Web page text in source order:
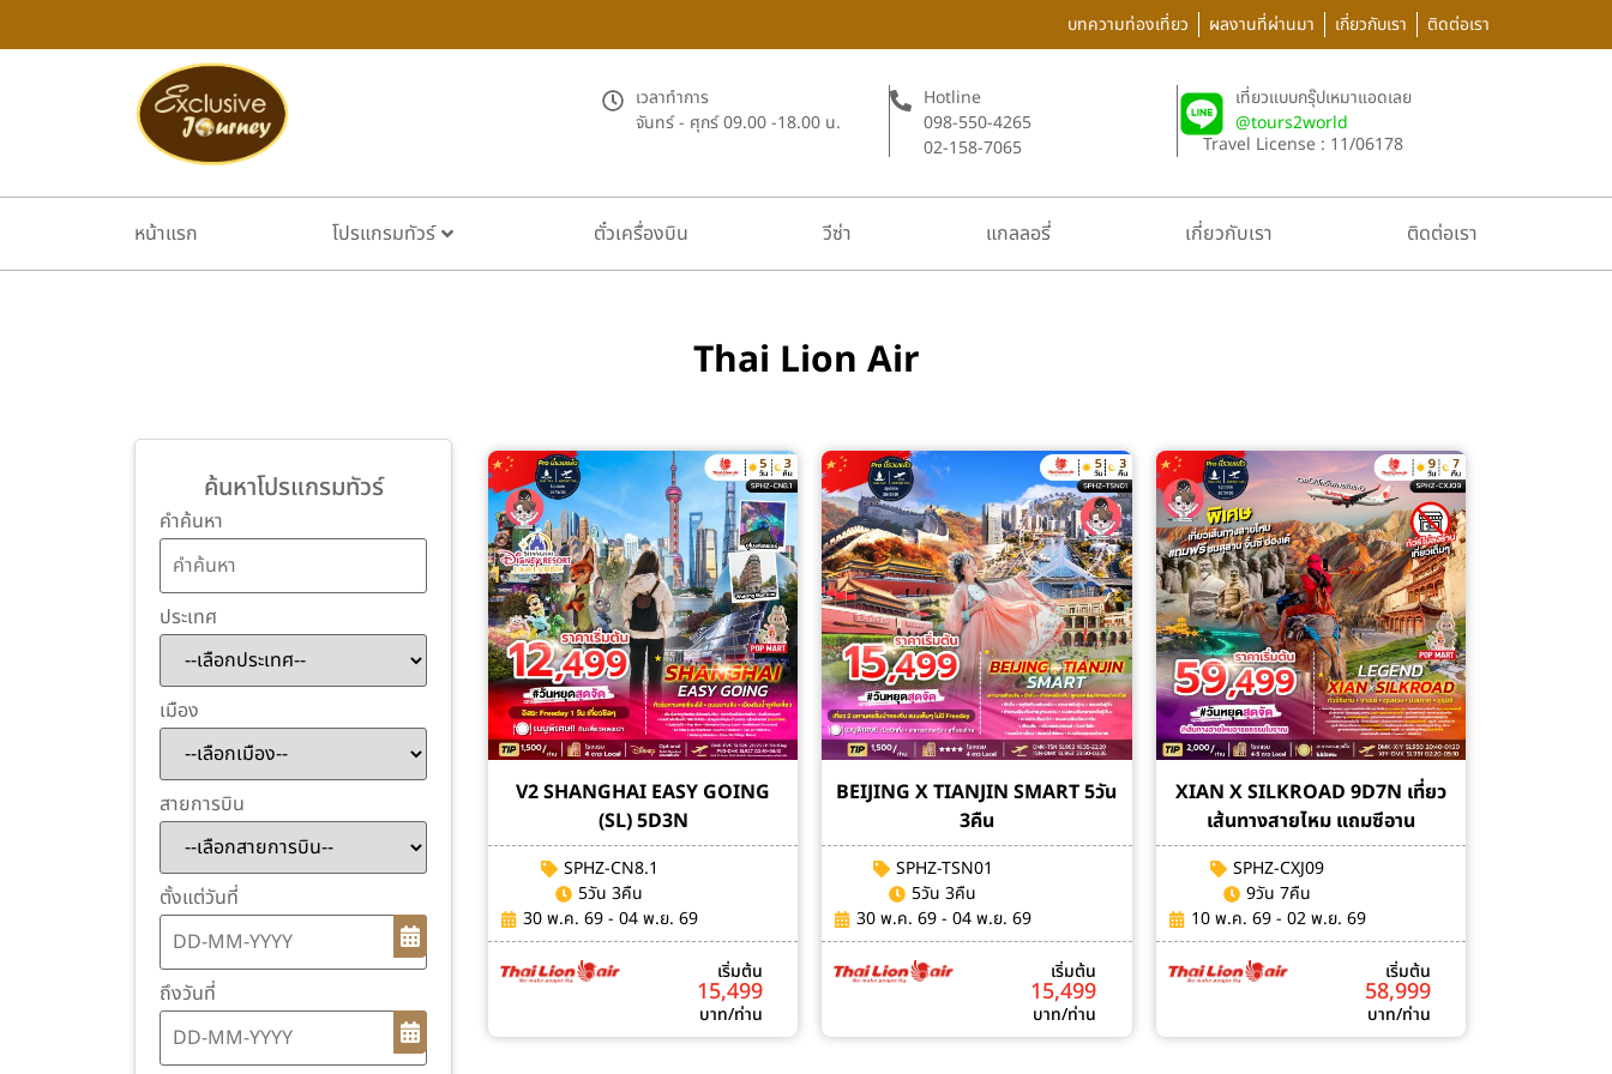
บทความท่องเที่ยว ผลงานที่ผ่านมา เกี่ยวกับเรา ติดต่อเรา
เวลาทำการ
จันทร์ - ศุกร์ 09.00 -18.00 น.
Hotline
098-550-4265
02-158-7065
เที่ยวแบบกรุ๊ปเหมาแอดเลย
@tours2world
Travel License : 11/06178
หน้าแรก โปรแกรมทัวร์ ตั๋วเครื่องบิน วีซ่า แกลลอรี่ เกี่ยวกับเรา ติดต่อเรา
Thai Lion Air
ค้นหาโปรแกรมทัวร์
คำค้นหา
ประเทศ
เมือง
สายการบิน
ตั้งแต่วันที่
ถึงวันที่
V2 SHANGHAI EASY GOING
(SL) 5D3N
SPHZ-CN8.1
5วัน 3คืน
30 พ.ค. 69 - 04 พ.ย. 69
เริ่มต้น
15,499
บาท/ท่าน
BEIJING X TIANJIN SMART 5วัน
3คืน
SPHZ-TSN01
5วัน 3คืน
30 พ.ค. 69 - 04 พ.ย. 69
เริ่มต้น
15,499
บาท/ท่าน
XIAN X SILKROAD 9D7N เที่ยว
เส้นทางสายไหม แถมซีอาน
SPHZ-CXJ09
9วัน 7คืน
10 พ.ค. 69 - 02 พ.ย. 69
เริ่มต้น
58,999
บาท/ท่าน